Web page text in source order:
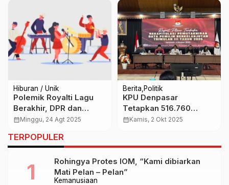
Hiburan / Unik
Polemik Royalti Lagu
Berakhir, DPR dan
Pemerintah Sepakat
calendar_monthMinggu, 24 Agt 2025
Berita Politik
KPU Denpasar
Tetapkan 516.760
Pemilih Berkelanjutan
calendar_monthKamis, 2 Okt 2025
TERPOPULER
Kemanusiaan
Rohingya Protes IOM, “Kami dibiarkan
Mati Pelan – Pelan”